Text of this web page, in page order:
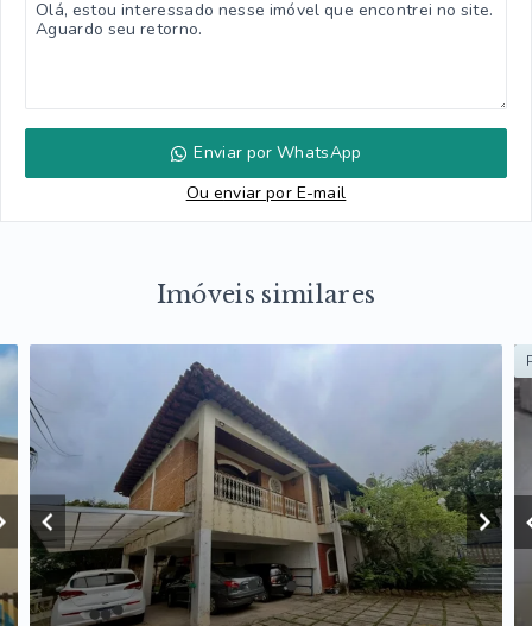
Enviar por WhatsApp
Ou enviar por E-mail
Imóveis similares